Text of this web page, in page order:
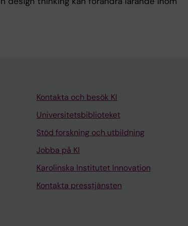
Kontakta och besök KI
Universitetsbiblioteket
Stöd forskning och utbildning
Jobba på KI
Karolinska Institutet Innovation
Kontakta presstjänsten